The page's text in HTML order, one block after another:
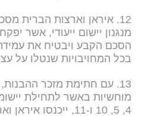
12. איראן וארצות הברית
מנגנון יישום ייעודי, אשר
הסכם הקבע ויבטיח את
בכל המחויבויות שנטלו על
13. עם חתימת מזכר
מוחשיות באשר לתחילת
4, 5, 10 ו-11, ייכנסו